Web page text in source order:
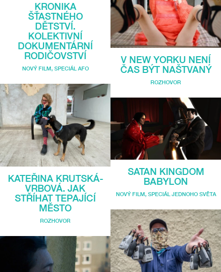
KRONIKA
ŠŤASTNÉHO
DĚTSTVÍ.
KOLEKTIVNÍ
DOKUMENTÁRNÍ
RODIČOVSTVÍ
NOVÝ FILM, SPECIÁL AFO
KATEŘINA KRUTSKÁ-
VRBOVÁ. JAK
STŘÍHAT TEPAJÍCÍ
MĚSTO
ROZHOVOR
V NEW YORKU NENÍ
ČAS BÝT NAŠTVANÝ
ROZHOVOR
SATAN KINGDOM
BABYLON
NOVÝ FILM, SPECIÁL JEDNOHO SVĚTA